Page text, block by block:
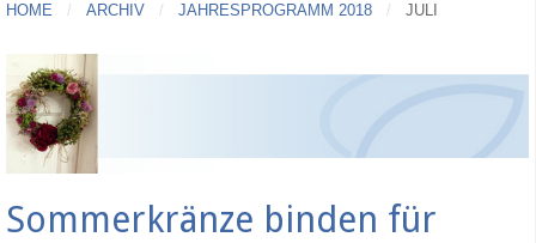
HOME ARCHIV JAHRESPROGRAMM 2018 JULI
Sommerkränze binden für